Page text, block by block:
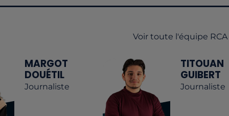
Voir toute l'équipe RCA
MARGOT
DOUÉTIL
Journaliste
TITOUAN
GUIBERT
Journaliste